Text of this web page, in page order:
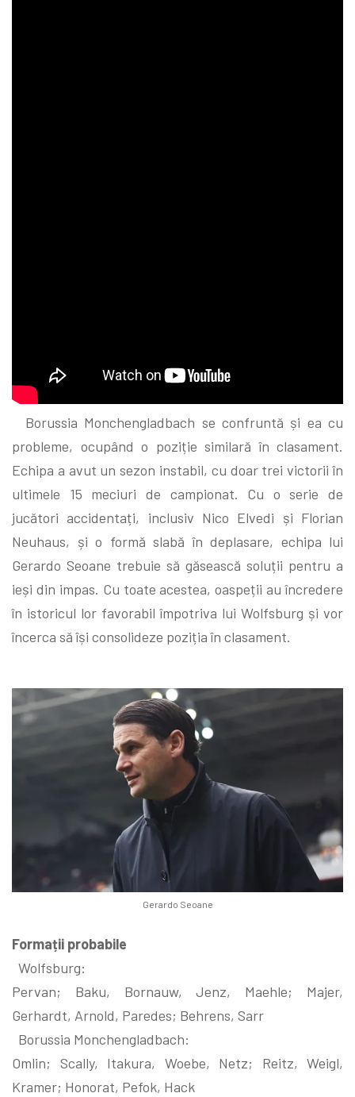
Borussia Monchengladbach se confruntă și ea cu
probleme, ocupând o poziție similară în clasament.
Echipa a avut un sezon instabil, cu doar trei victorii în
ultimele 15 meciuri de campionat. Cu o serie de
jucători accidentați, inclusiv Nico Elvedi și Florian
Neuhaus, și o formă slabă în deplasare, echipa lui
Gerardo Seoane trebuie să găsească soluții pentru a
ieși din impas. Cu toate acestea, oaspeții au încredere
în istoricul lor favorabil împotriva lui Wolfsburg și vor
încerca să își consolideze poziția în clasament.
Gerardo Seoane
Formații probabile
Wolfsburg:
Pervan; Baku, Bornauw, Jenz, Maehle; Majer,
Gerhardt, Arnold, Paredes; Behrens, Sarr
Borussia Monchengladbach:
Omlin; Scally, Itakura, Woebe, Netz; Reitz, Weigl,
Kramer; Honorat, Pefok, Hack